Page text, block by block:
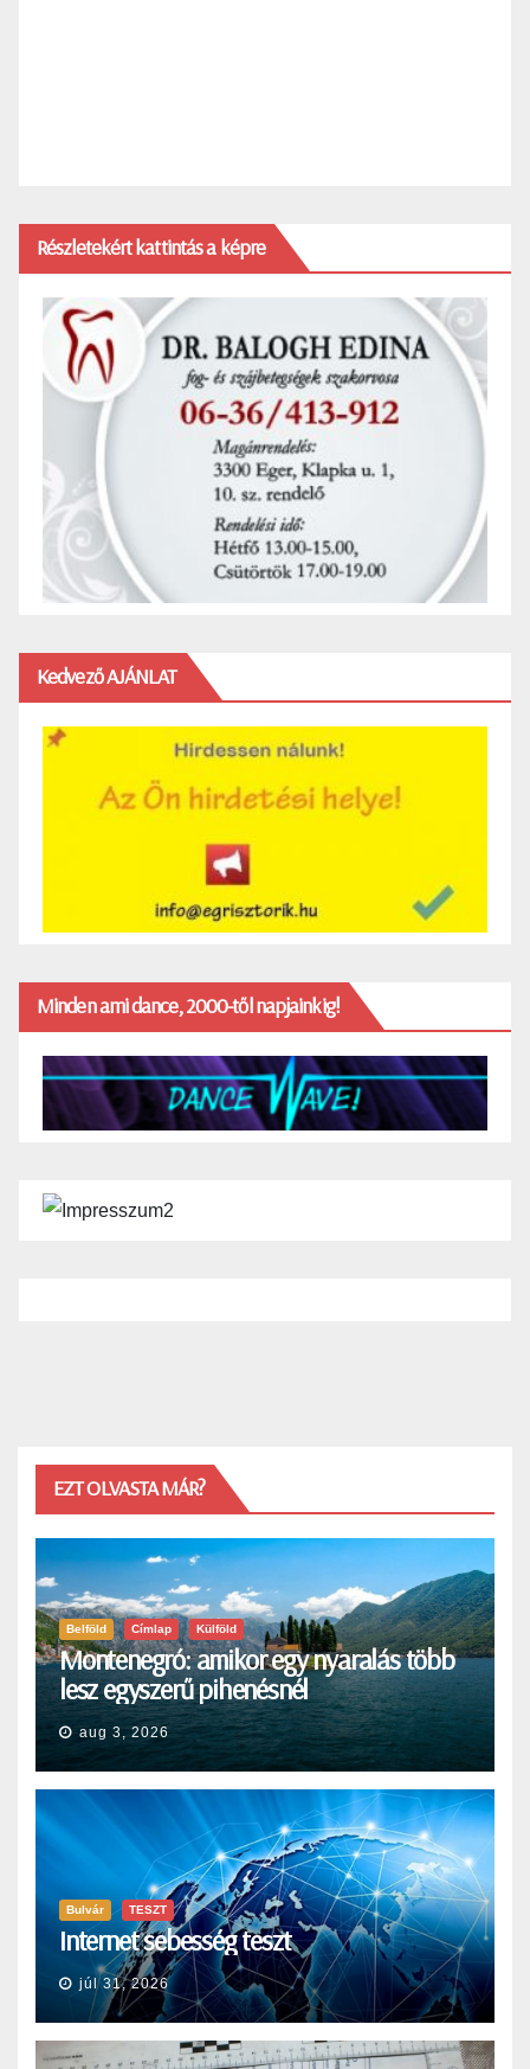
Részletekért kattintás a képre
Kedvező AJÁNLAT
Minden ami dance, 2000-től napjainkig!
EZT OLVASTA MÁR?
Belföld Címlap Külföld
Montenegró: amikor egy nyaralás több
lesz egyszerű pihenésnél
aug 3, 2026
Bulvár TESZT
Internet sebesség teszt
júl 31, 2026